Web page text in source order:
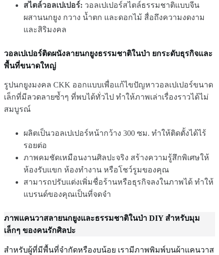
สไตล์วอลเปเปอร์: วอลเปเปอร์สไตล์ธรรมชาติแบบจีน
ผสานนกยูง กวาง น้ำตก และดอกไม้ สื่อถึงความงดงาม
และสิริมงคล
วอลเปเปอร์ติดผนังลายนกยูงธรรมชาติในป่า ยกระดับธุรกิจและ
พื้นที่ขนาดใหญ่
รูปนกยูงมงคล CKK ออกแบบเพื่อแก้ไขปัญหาวอลเปเปอร์ขนาด
เล็กที่มีลวดลายซ้ำๆ ที่พบได้ทั่วไป ทำให้ภาพเล่าเรื่องราวได้ไม่
สมบูรณ์
ผลิตเป็นวอลเปเปอร์หน้ากว้าง 300 ซม. ทำให้ติดตั้งได้ไร้
รอยต่อ
ภาพคมชัดเหมือนงานศิลปะจริง สร้างความรู้สึกพิเศษให้
ห้องรับแขก ห้องทำงาน หรือโชว์รูมของคุณ
สามารถปรับแต่งเพิ่มชื่อร้านหรือธุรกิจลงในภาพได้ ทำให้
แบรนด์ของคุณเป็นที่จดจำ
ภาพแคนวาสลายนกยูงและธรรมชาติในป่า DIY สำหรับมุม
เล็กๆ ของคนรักศิลปะ
สำหรับผู้ที่มีพื้นที่จำกัดหรืองบน้อย เรามีภาพพิมพ์บนผ้าแคนวาส